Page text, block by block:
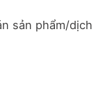
sản phẩm/dịch